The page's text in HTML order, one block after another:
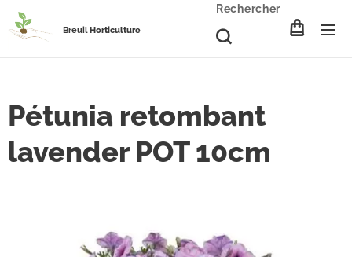
BreuilHorticulture
Rechercher
Pétunia retombant
lavender POT 10cm